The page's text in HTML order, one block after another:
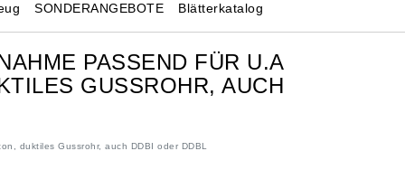
Blätterkatalog
SONDERANGEBOTE
PASSEND FÜR U.A
GUSSROHR, AUCH
duktiles Gussrohr, auch DDBI oder DDBL